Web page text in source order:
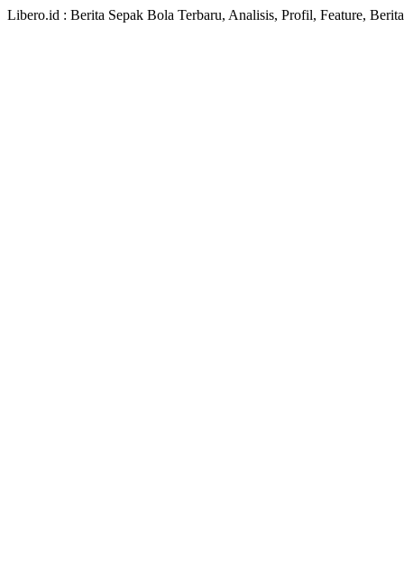
Libero.id : Berita Sepak Bola Terbaru, Analisis, Profil, Feature,